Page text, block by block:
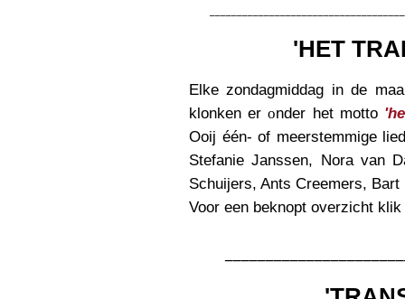
'HET
Elke zondagmiddag in de
klonken eronder het motto
Ooij één- of meerstemmige
Stefanie Janssen, Nora van
Schuijers, Ants Creemers,
Voor een beknopt overzicht klik